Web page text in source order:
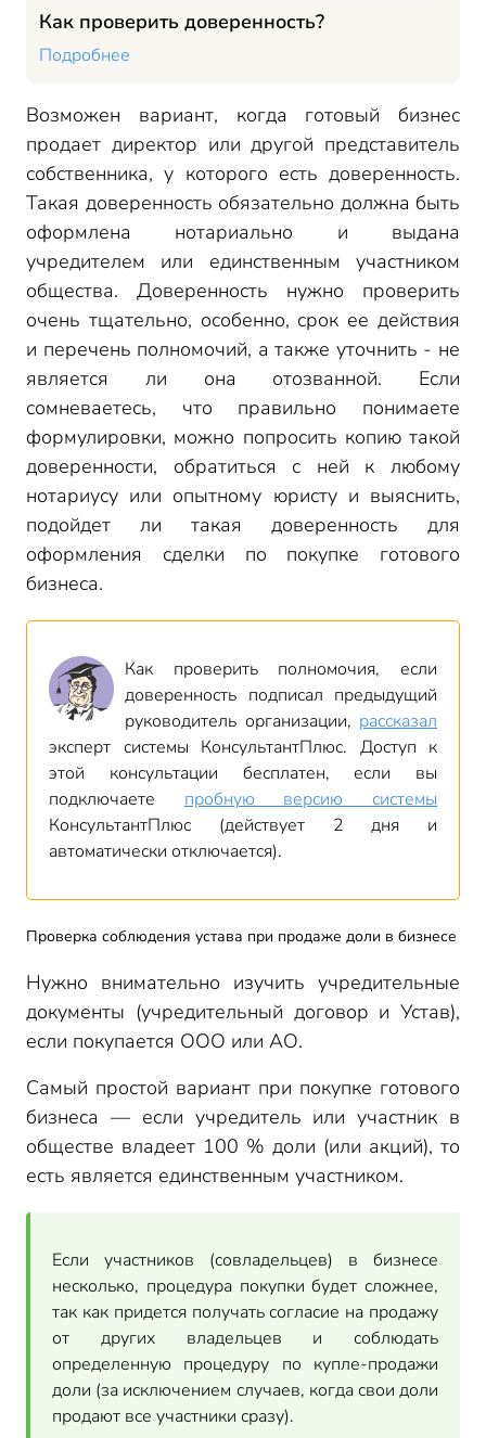
Как проверить доверенность?
Подробнее
Возможен вариант, когда готовый бизнес
продает директор или другой представитель
собственника, у которого есть доверенность.
Такая доверенность обязательно должна быть
оформлена нотариально и выдана
учредителем или единственным участником
общества. Доверенность нужно проверить
очень тщательно, особенно, срок ее действия
и перечень полномочий, а также уточнить - не
является ли она отозванной. Если
сомневаетесь, что правильно понимаете
формулировки, можно попросить копию такой
доверенности, обратиться с ней к любому
нотариусу или опытному юристу и выяснить,
подойдет ли такая доверенность для
оформления сделки по покупке готового
бизнеса.
Как проверить полномочия, если
доверенность подписал предыдущий
руководитель организации, рассказал
эксперт системы КонсультантПлюс. Доступ к
этой консультации бесплатен, если вы
подключаете пробную версию системы
КонсультантПлюс (действует 2 дня и
автоматически отключается).
Проверка соблюдения устава при продаже доли в бизнесе
Нужно внимательно изучить учредительные
документы (учредительный договор и Устав),
если покупается ООО или АО.
Самый простой вариант при покупке готового
бизнеса — если учредитель или участник в
обществе владеет 100 % доли (или акций), то
есть является единственным участником.
Если участников (совладельцев) в бизнесе
несколько, процедура покупки будет сложнее,
так как придется получать согласие на продажу
от других владельцев и соблюдать
определенную процедуру по купле-продажи
доли (за исключением случаев, когда свои доли
продают все участники сразу).